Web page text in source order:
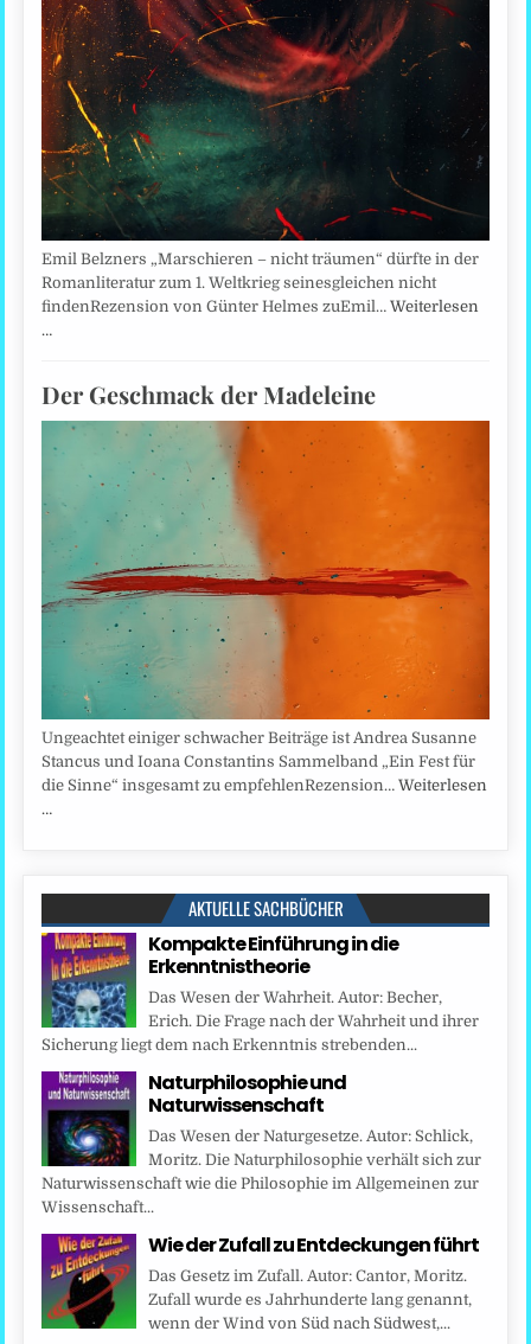
Emil Belzners „Marschieren – nicht träumen“ dürfte in der
Romanliteratur zum 1. Weltkrieg seinesgleichen nicht
findenRezension von Günter Helmes zuEmil…Weiterlesen
…
Der Geschmack der Madeleine
Ungeachtet einiger schwacher Beiträge ist Andrea Susanne
Stancus und Ioana Constantins Sammelband „Ein Fest für
die Sinne“ insgesamt zu empfehlenRezension…Weiterlesen
…
AKTUELLE SACHBÜCHER
Kompakte Einführung in die
Erkenntnistheorie
Das Wesen der Wahrheit. Autor: Becher,
Erich. Die Frage nach der Wahrheit und ihrer
Sicherung liegt dem nach Erkenntnis strebenden...
Naturphilosophie und
Naturwissenschaft
Das Wesen der Naturgesetze. Autor: Schlick,
Moritz. Die Naturphilosophie verhält sich zur
Naturwissenschaft wie die Philosophie im Allgemeinen zur
Wissenschaft...
Wie der Zufall zu Entdeckungen führt
Das Gesetz im Zufall. Autor: Cantor, Moritz.
Zufall wurde es Jahrhunderte lang genannt,
wenn der Wind von Süd nach Südwest,...